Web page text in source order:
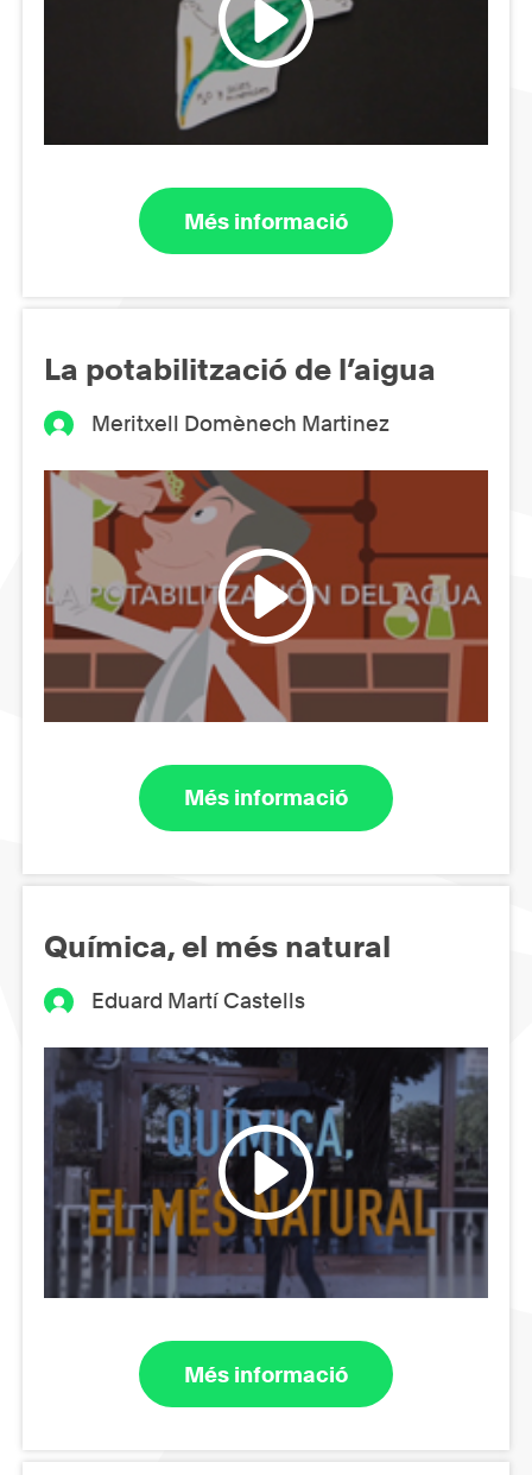
Més informació
La potabilització de l’aigua
Meritxell Domènech Martinez
Més informació
Química, el més natural
Eduard Martí Castells
Més informació